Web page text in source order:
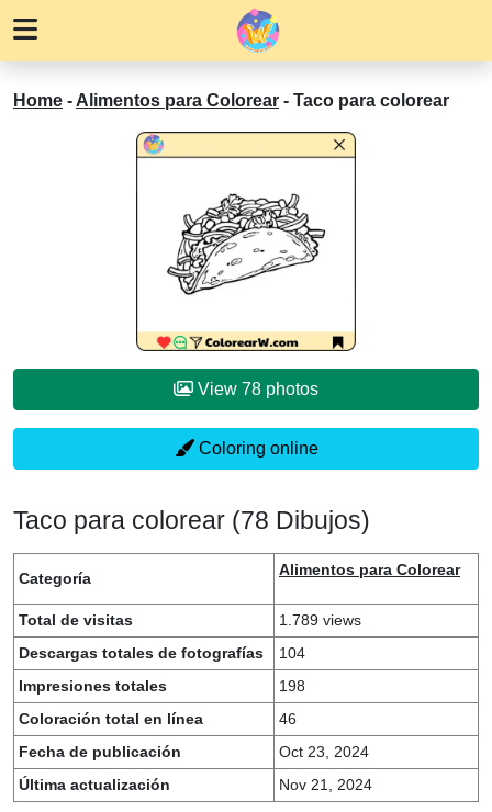
Home - Alimentos para Colorear - Taco para colorear
View 78 photos
Coloring online
Taco para colorear (78 Dibujos)
Categoría Alimentos para Colorear
Total de visitas
1.789 views
Descargas totales de fotografías
104
Impresiones totales
198
Coloración total en línea
46
Fecha de publicación
Oct 23, 2024
Última actualización
Nov 21, 2024